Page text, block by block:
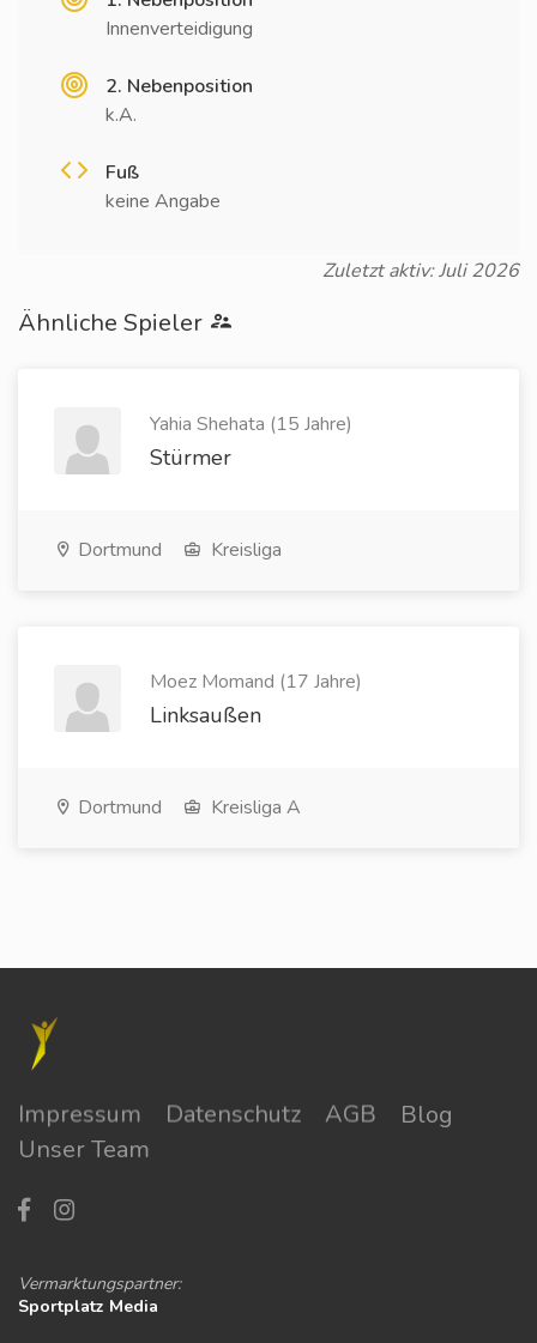
Innenverteidigung
2. Nebenposition
k.A.
Fuß
keine Angabe
Zuletzt aktiv: Juli 2026
Ähnliche Spieler
Yahia Shehata (15 Jahre)
Stürmer
Dortmund Kreisliga
Moez Momand (17 Jahre)
Linksaußen
Dortmund Kreisliga A
Impressum Datenschutz AGB
Blog
Unser Team
Vermarktungspartner:
Sportplatz Media